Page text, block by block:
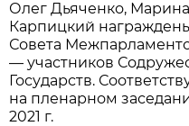
Олег Дьяченко,
Карпицкий
Совета
— участников
Государств.
на пленарном
2021 г.